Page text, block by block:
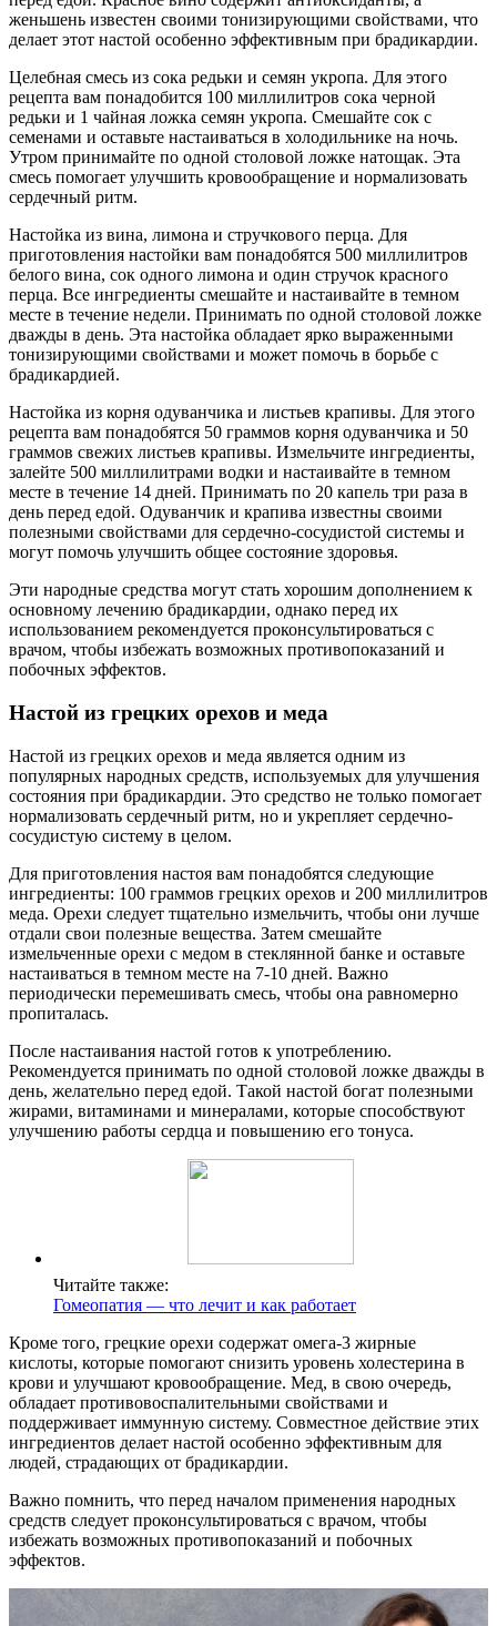
женьшень известен своими тонизирующими свойствами, что
делает этот настой особенно эффективным при брадикардии.
Целебная смесь из сока редьки и семян укропа. Для этого
рецепта вам понадобится 100 миллилитров сока черной
редьки и 1 чайная ложка семян укропа. Смешайте сок с
семенами и оставьте настаиваться в холодильнике на ночь.
Утром принимайте по одной столовой ложке натощак. Эта
смесь помогает улучшить кровообращение и нормализовать
сердечный ритм.
Настойка из вина, лимона и стручкового перца. Для
приготовления настойки вам понадобятся 500 миллилитров
белого вина, сок одного лимона и один стручок красного
перца. Все ингредиенты смешайте и настаивайте в темном
месте в течение недели. Принимать по одной столовой ложке
дважды в день. Эта настойка обладает ярко выраженными
тонизирующими свойствами и может помочь в борьбе с
брадикардией.
Настойка из корня одуванчика и листьев крапивы. Для этого
рецепта вам понадобятся 50 граммов корня одуванчика и 50
граммов свежих листьев крапивы. Измельчите ингредиенты,
залейте 500 миллилитрами водки и настаивайте в темном
месте в течение 14 дней. Принимать по 20 капель три раза в
день перед едой. Одуванчик и крапива известны своими
полезными свойствами для сердечно-сосудистой системы и
могут помочь улучшить общее состояние здоровья.
Эти народные средства могут стать хорошим дополнением к
основному лечению брадикардии, однако перед их
использованием рекомендуется проконсультироваться с
врачом, чтобы избежать возможных противопоказаний и
побочных эффектов.
Настой из грецких орехов и меда
Настой из грецких орехов и меда является одним из
популярных народных средств, используемых для улучшения
состояния при брадикардии. Это средство не только помогает
нормализовать сердечный ритм, но и укрепляет сердечно-
сосудистую систему в целом.
Для приготовления настоя вам понадобятся следующие
ингредиенты: 100 граммов грецких орехов и 200 миллилитров
меда. Орехи следует тщательно измельчить, чтобы они лучше
отдали свои полезные вещества. Затем смешайте
измельченные орехи с медом в стеклянной банке и оставьте
настаиваться в темном месте на 7-10 дней. Важно
периодически перемешивать смесь, чтобы она равномерно
пропиталась.
После настаивания настой готов к употреблению.
Рекомендуется принимать по одной столовой ложке дважды в
день, желательно перед едой. Такой настой богат полезными
жирами, витаминами и минералами, которые способствуют
улучшению работы сердца и повышению его тонуса.
Читайте также:
Гомеопатия — что лечит и как работает
Кроме того, грецкие орехи содержат омега-3 жирные
кислоты, которые помогают снизить уровень холестерина в
крови и улучшают кровообращение. Мед, в свою очередь,
обладает противовоспалительными свойствами и
поддерживает иммунную систему. Совместное действие этих
ингредиентов делает настой особенно эффективным для
людей, страдающих от брадикардии.
Важно помнить, что перед началом применения народных
средств следует проконсультироваться с врачом, чтобы
избежать возможных противопоказаний и побочных
эффектов.